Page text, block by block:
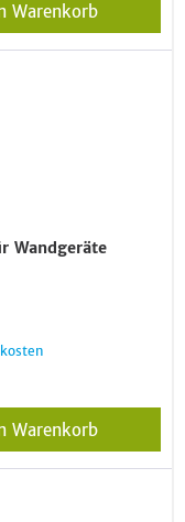
Warenkorb
Wandgeräte
Warenkorb